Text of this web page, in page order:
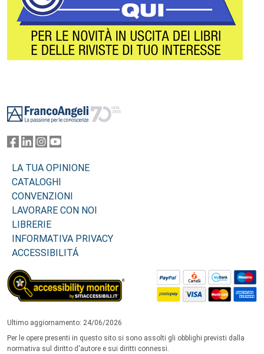
LA TUA OPINIONE
CATALOGHI
CONVENZIONI
LAVORARE CON NOI
LIBRERIE
INFORMATIVA PRIVACY
ACCESSIBILITÁ
Ultimo aggiornamento: 24/06/2026
Per le opere presenti in questo sito si sono assolti gli obblighi previsti dalla
normativa sul diritto d'autore e sui diritti connessi.